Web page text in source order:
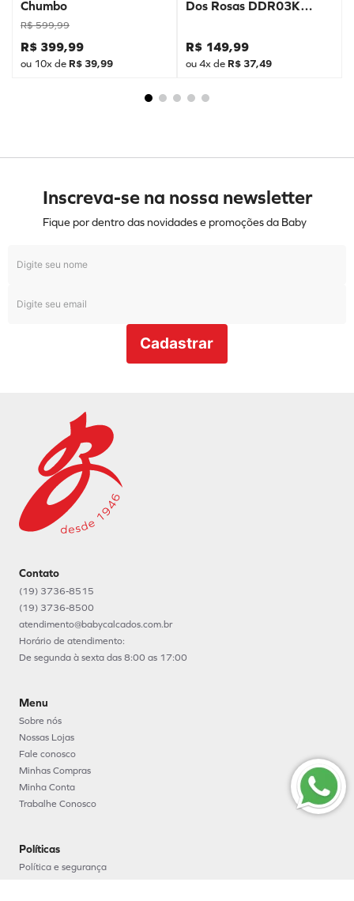
Chumbo
R$ 599,99
R$ 399,99
ou 10x de R$ 39,99
Dos Rosas DDR03K
R$ 149,99
ou4x de R$ 37,49
Inscreva-se na nossa newsletter
Fique por dentro das novidades e promoções da Baby
Cadastrar
Contato
(19) 3736-8515
(19) 3736-8500
atendimento@babycalcados.com.br
Horário de atendimento:
De segunda à sexta das 8:00 as 17:00
Menu
Sobre nós
Nossas Lojas
Fale conosco
Minhas Compras
Minha Conta
Trabalhe Conosco
Políticas
Política e segurança